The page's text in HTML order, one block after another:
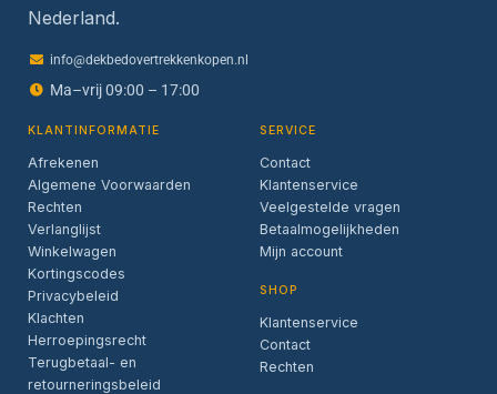
Nederland.
info@dekbedovertrekkenkopen.nl
Ma–vrij 09:00 – 17:00
KLANTINFORMATIE
Afrekenen
Algemene Voorwaarden
Rechten
Verlanglijst
Winkelwagen
Kortingscodes
Privacybeleid
Klachten
Herroepingsrecht
Terugbetaal- en
retourneringsbeleid
SERVICE
Contact
Klantenservice
Veelgestelde vragen
Betaalmogelijkheden
Mijn account
SHOP
Klantenservice
Contact
Rechten